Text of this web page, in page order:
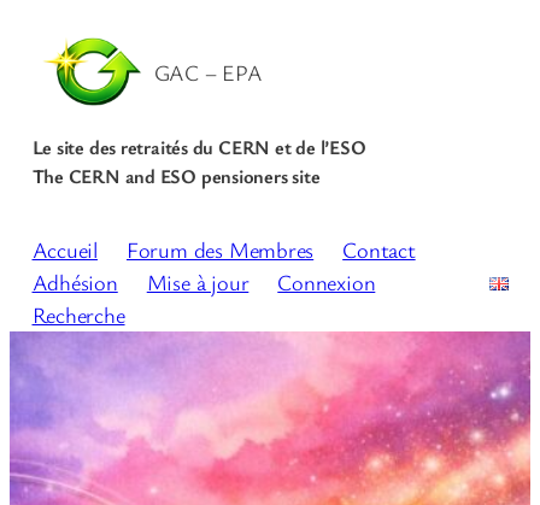
GAC – EPA
Le site des retraités du CERN et de l’ESO
The CERN and ESO pensioners site
Accueil Forum des Membres
Contact
Adhésion
Mise à jour
Connexion
Recherche